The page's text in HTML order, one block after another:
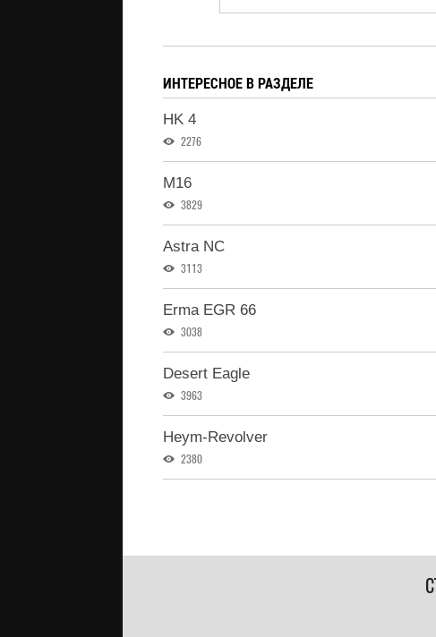
ИНТЕРЕСНОЕ В РАЗДЕЛЕ
HK 4
2276
M16
3829
Astra NC
3113
Erma EGR 66
3038
Desert Eagle
3963
Heym-Revolver
2380